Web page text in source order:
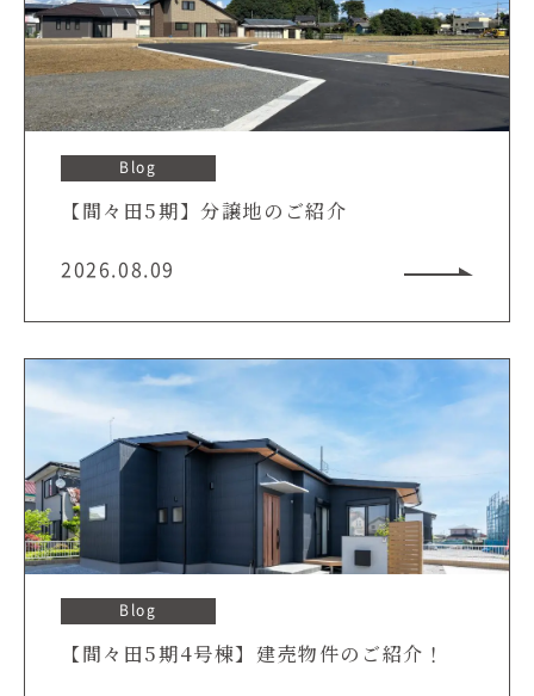
Blog
【間々田5期】分譲地のご紹介
2026.08.09
Blog
【間々田5期4号棟】建売物件のご紹介！